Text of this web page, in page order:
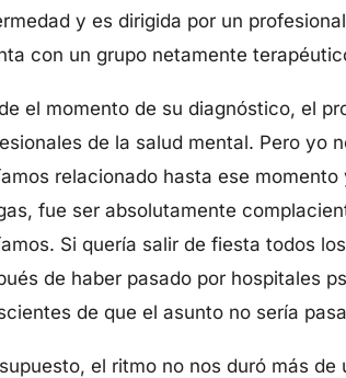
y es dirigida por un
con un grupo netamente
el momento de su diagnóstico, el
de la salud mental. Pero yo
relacionado hasta ese
fue ser absolutamente
Si quería salir de fiesta todos
de haber pasado por hospitales
de que el asunto no sería
el ritmo no nos duró más